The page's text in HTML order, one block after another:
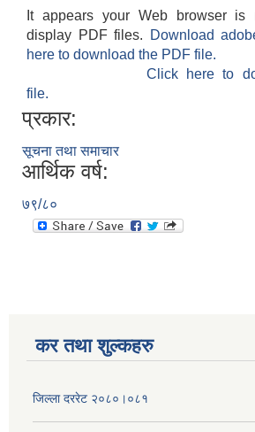
It appears your Web browser is
display PDF files.
Download
here to download the PDF file.
Click here to
file.
प्रकार:
सूचना तथा समाचार
आर्थिक वर्ष:
७९/८०
कर तथा शुल्कहरु
जिल्ला दररेट २०८०।०८१